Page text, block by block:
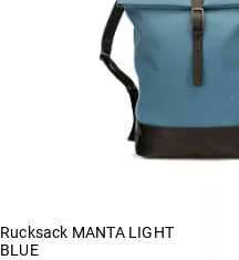
Rucksack MANTA LIGHT
BLUE